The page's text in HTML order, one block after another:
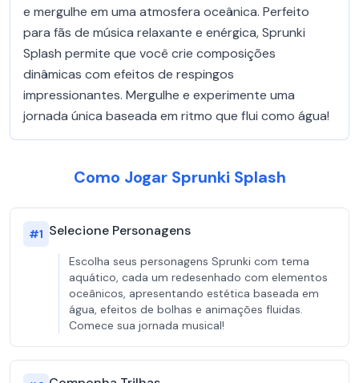
e mergulhe em uma atmosfera oceânica. Perfeito
para fãs de música relaxante e enérgica, Sprunki
Splash permite que você crie composições
dinâmicas com efeitos de respingos
impressionantes. Mergulhe e experimente uma
jornada única baseada em ritmo que flui como água!
Como Jogar Sprunki Splash
#1 Selecione Personagens
Escolha seus personagens Sprunki com tema
aquático, cada um redesenhado com elementos
oceânicos, apresentando estética baseada em
água, efeitos de bolhas e animações fluidas.
Comece sua jornada musical!